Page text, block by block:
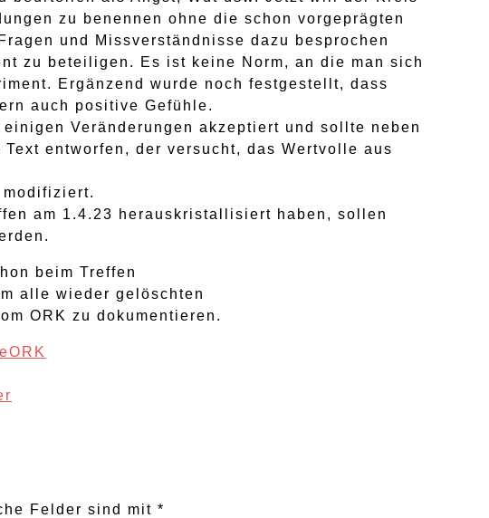
zu benennen ohne die schon vorgeprägten
und Missverständnisse dazu besprochen
zu beteiligen. Es ist keine Norm, an die man sich
Ergänzend wurde noch festgestellt, dass
auch positive Gefühle.
Veränderungen akzeptiert und sollte neben
entworfen, der versucht, das Wertvolle aus
am 1.4.23 herauskristallisiert haben, sollen
beim Treffen
alle wieder gelöschten
ORK zu dokumentieren.
ORK
Felder sind mit *